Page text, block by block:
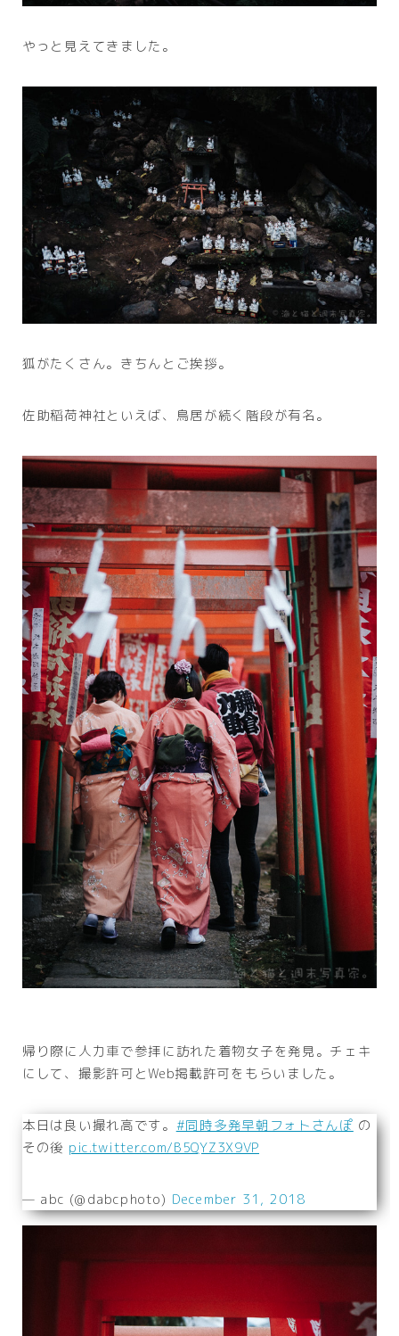
Follow Me
やっと見えてきました。
狐がたくさん。きちんとご挨拶。
佐助稲荷神社といえば、鳥居が続く階段が有名。
帰り際に人力車で参拝に訪れた着物女子を発見。チェキ
にして、撮影許可とWeb掲載許可をもらいました。
本日は良い撮れ高です。 #同時多発早朝フォトさんぽ の
その後 pic.twitter.com/B5QYZ3X9VP
— abc (@dabcphoto) December 31, 2018